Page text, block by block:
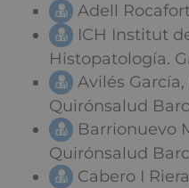
Adell
ICH Institut
Histopatología.
Avilés
Quirónsalud
Barrionuevo
Quirónsalud
Cabero I